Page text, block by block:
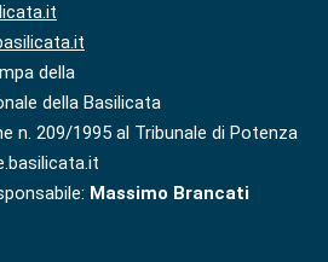
della
della Basilicata
n. 209/1995 al Tribunale di Potenza
Massimo Brancati